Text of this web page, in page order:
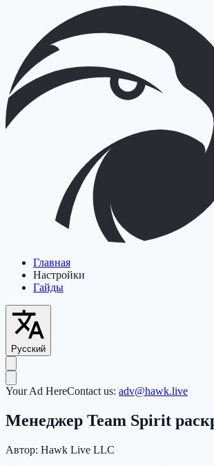
Главная
Настройки
Гайды
Русский
Your Ad HereContact us: adv@hawk.live
Менеджер Team Spirit
Автор: Hawk Live LLC